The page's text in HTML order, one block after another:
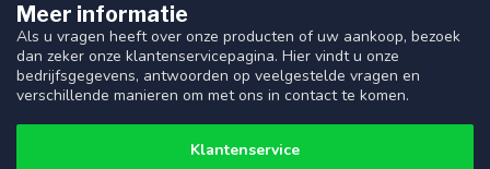
Meer informatie
Als u vragen heeft over onze producten of uw aankoop, bezoek
dan zeker onze klantenservicepagina. Hier vindt u onze
bedrijfsgegevens, antwoorden op veelgestelde vragen en
verschillende manieren om met ons in contact te komen.
Klantenservice